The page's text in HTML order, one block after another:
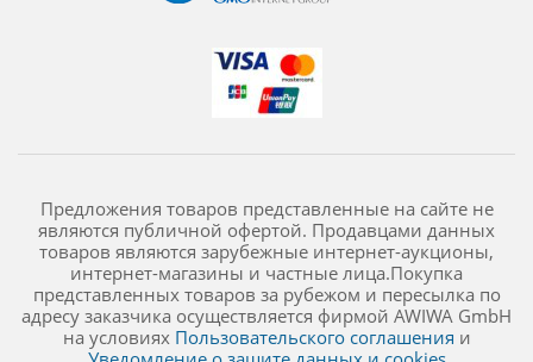
Предложения товаров представленные на сайте не
являются публичной офертой. Продавцами данных
товаров являются зарубежные интернет-аукционы,
интернет-магазины и частные лица.Покупка
представленных товаров за рубежом и пересылка по
адресу заказчика осуществляется фирмой AWIWA GmbH
на условиях Пользовательского соглашения и